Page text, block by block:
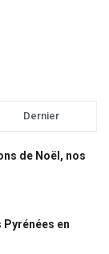
Dernier
de Noël, nos
Pyrénées en